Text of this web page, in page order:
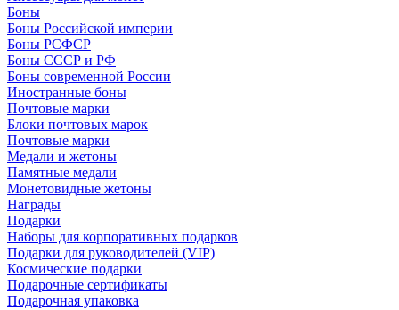
Боны
Боны Российской империи
Боны РСФСР
Боны СССР и РФ
Боны современной России
Иностранные боны
Почтовые марки
Блоки почтовых марок
Почтовые марки
Медали и жетоны
Памятные медали
Монетовидные жетоны
Награды
Подарки
Наборы для корпоративных подарков
Подарки для руководителей (VIP)
Космические подарки
Подарочные сертификаты
Подарочная упаковка